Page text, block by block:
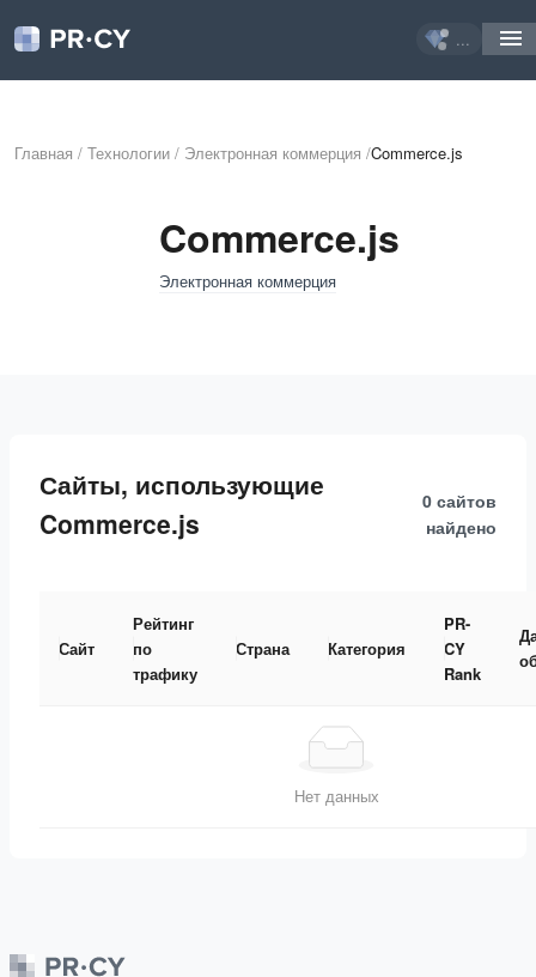
...
Главная / Технологии / Электронная коммерция /Commerce.js
Commerce.js
Электронная коммерция
Сайты, использующие
Commerce.js
0 сайтов
найдено
Сайт
Рейтинг
по
трафику
Страна Категория
PR-
CY
Rank
Нет данных